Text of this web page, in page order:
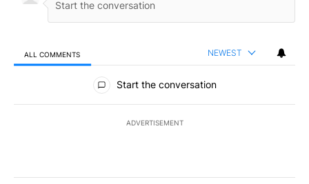
ALL COMMENTS NEWEST
All Comments
Start the conversation
ADVERTISEMENT